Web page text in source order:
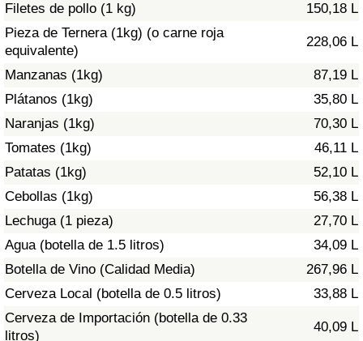
Filetes de pollo (1 kg)
150,18 L
Pieza de Ternera (1kg) (o carne roja
equivalente)
228,06 L
Manzanas (1kg)
87,19 L
Plátanos (1kg)
35,80 L
Naranjas (1kg)
70,30 L
Tomates (1kg)
46,11 L
Patatas (1kg)
52,10 L
Cebollas (1kg)
56,38 L
Lechuga (1 pieza)
27,70 L
Agua (botella de 1.5 litros)
34,09 L
Botella de Vino (Calidad Media)
267,96 L
Cerveza Local (botella de 0.5 litros)
33,88 L
Cerveza de Importación (botella de 0.33
litros)
40,09 L
Contaminación
Índice de Contaminación (Actual)
Índice de contaminación
Índice de Contaminación por País
Tráfico
Índice de Tráfico
Índice de Tráfico (Actual)
Índice de Tráfico por País